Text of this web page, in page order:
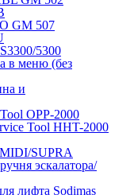
GM 507
5300
в меню (без
и
OPP-2000
Tool HHT-2000
SUPRA
эскалатора/
лифта Sodimas